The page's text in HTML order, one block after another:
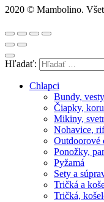
2020 © Mambolino.
Hľadať:
Chlapci
Bundy, vesty
Čiapky,
Mikiny,
Nohavice,
Outdoorové
Ponožky,
Pyžamá
Sety a
Tričká a
Tričká,